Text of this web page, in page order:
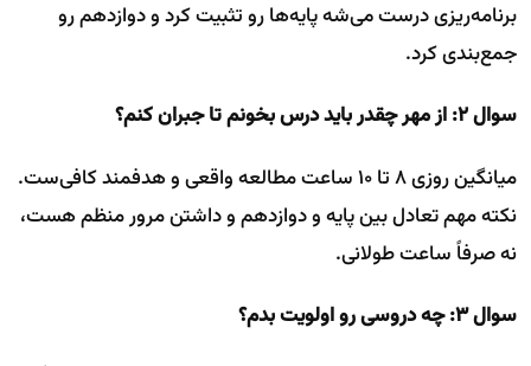
برنامه‌ریزی درست می‌شه پایه‌ها رو تثبیت کرد و دوازدهم رو
جمع‌بندی کرد.
سوال ۲: از مهر چقدر باید درس بخونم تا جبران کنم؟
میانگین روزی ۸ تا ۱۰ ساعت مطالعه واقعی و هدفمند کافی‌ست.
نکته مهم تعادل بین پایه و دوازدهم و داشتن مرور منظم هست،
نه صرفاً ساعت طولانی.
سوال ۳: چه دروسی رو اولویت بدم؟